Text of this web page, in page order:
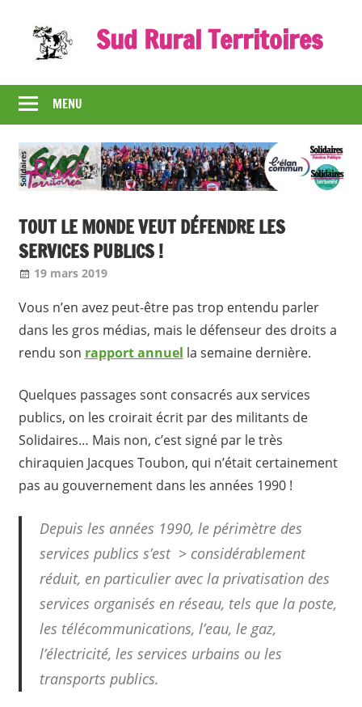
content
Sud Rural Territoires
syndicat
qui
et
qui
MENU
TOUT LE MONDE VEUT DÉFENDRE LES
SERVICES PUBLICS !
19 mars 2019
Vous n’en avez peut-être pas trop entendu parler
dans les gros médias, mais le défenseur des droits a
rendu son rapport annuel la semaine dernière.
Quelques passages sont consacrés aux services
publics, on les croirait écrit par des militants de
Solidaires… Mais non, c’est signé par le très
chiraquien Jacques Toubon, qui n’était certainement
pas au gouvernement dans les années 1990 !
Depuis les années 1990, le périmètre des
services publics s’est > considérablement
réduit, en particulier avec la privatisation des
services organisés en réseau, tels que la poste,
les télécommunications, l’eau, le gaz,
l’électricité, les services urbains ou les
transports publics.